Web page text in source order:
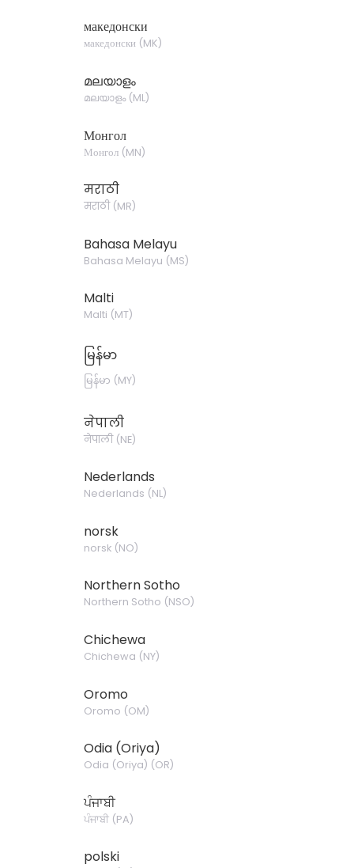
македонски
македонски (MK)
മലയാളം
മലയാളം(ML)
Монгол
Монгол(MN)
मराठी
मराठी(MR)
Bahasa Melayu
Bahasa Melayu (MS)
Malti
Malti (MT)
မြန်မာ
မြန်မာ (MY)
नेपाली
नेपाली(NE)
Nederlands
Nederlands (NL)
norsk
norsk(NO)
Northern Sotho
Northern Sotho (NSO)
Chichewa
Chichewa (NY)
Oromo
Oromo (OM)
Odia (Oriya)
Odia (Oriya) (OR)
ਪੰਜਾਬੀ
ਪੰਜਾਬੀ(PA)
polski